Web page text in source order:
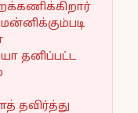
தனிப்பட்ட
தவிர்த்து